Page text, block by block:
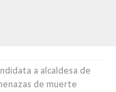
a alcaldesa de
de muerte